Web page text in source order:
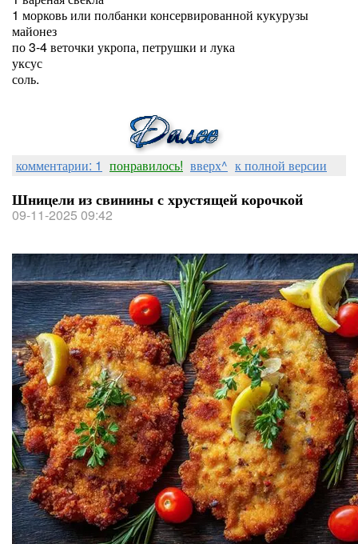
1 морковь или полбанки консервированной кукурузы
майонез
по 3-4 веточки укропа, петрушки и лука
уксус
соль.
комментарии: 1 понравилось! вверх^ к полной версии
Шницели из свинины с хрустящей корочкой
09-11-2025 09:42